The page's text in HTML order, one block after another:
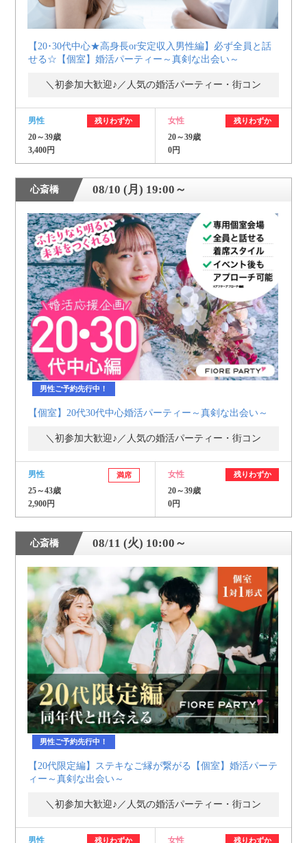
【20･30代中心★高身長or安定収入男性編】必ず全員と話
せる☆【個室】婚活パーティー～真剣な出会い～
＼初参加大歓迎♪／人気の婚活パーティー・街コン
男性 残りわずか
20～39歳
3,400円
女性 残りわずか
20～39歳
0円
心斎橋 08/10 (月) 19:00～
男性ご予約先行中！
【個室】20代30代中心婚活パーティー～真剣な出会い～
＼初参加大歓迎♪／人気の婚活パーティー・街コン
男性 満席
25～43歳
2,900円
女性 残りわずか
20～39歳
0円
心斎橋 08/11 (火) 10:00～
男性ご予約先行中！
【20代限定編】ステキなご縁が繋がる【個室】婚活パーテ
ィー～真剣な出会い～
＼初参加大歓迎♪／人気の婚活パーティー・街コン
男性 残りわずか 女性 残りわずか